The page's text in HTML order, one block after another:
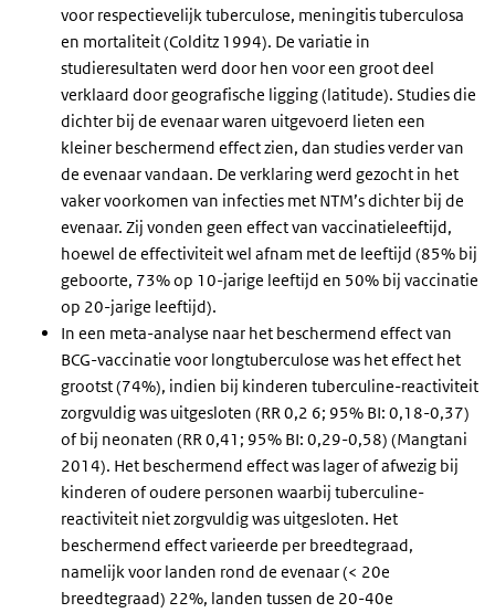
voor respectievelijk tuberculose, meningitis tuberculosa
en mortaliteit (Colditz 1994). De variatie in
studieresultaten werd door hen voor een groot deel
verklaard door geografische ligging (latitude). Studies die
dichter bij de evenaar waren uitgevoerd lieten een
kleiner beschermend effect zien, dan studies verder van
de evenaar vandaan. De verklaring werd gezocht in het
vaker voorkomen van infecties met NTM’s dichter bij de
evenaar. Zij vonden geen effect van vaccinatieleeftijd,
hoewel de effectiviteit wel afnam met de leeftijd (85% bij
geboorte, 73% op 10-jarige leeftijd en 50% bij vaccinatie
op 20-jarige leeftijd).
In een meta-analyse naar het beschermend effect van
BCG-vaccinatie voor longtuberculose was het effect het
grootst (74%), indien bij kinderen tuberculine-reactiviteit
zorgvuldig was uitgesloten (RR 0,2 6; 95% BI: 0,18-0,37)
of bij neonaten (RR 0,41; 95% BI: 0,29-0,58) (Mangtani
2014). Het beschermend effect was lager of afwezig bij
kinderen of oudere personen waarbij tuberculine-
reactiviteit niet zorgvuldig was uitgesloten. Het
beschermend effect varieerde per breedtegraad,
namelijk voor landen rond de evenaar (< 20e
breedtegraad) 22%, landen tussen de 20-40e